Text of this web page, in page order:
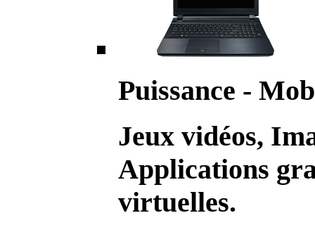
Puissance -
Jeux vidéos,
Applications
virtuelles.